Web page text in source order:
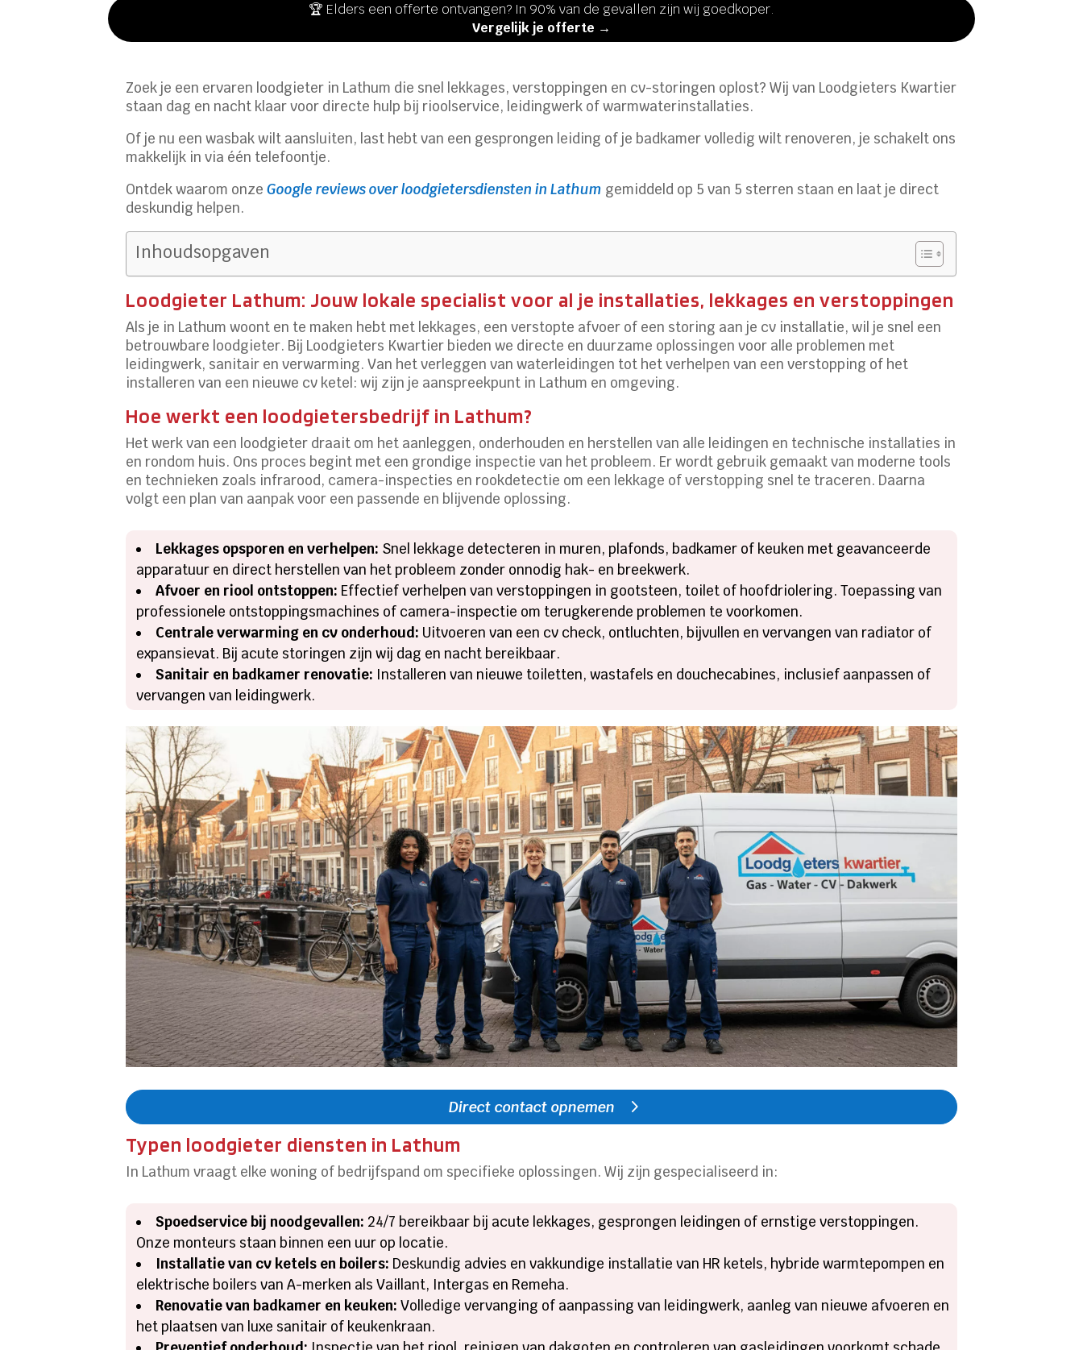
🏆 Elders een offerte ontvangen? In 90% van de gevallen zijn wij goedkoper.
Vergelijk je offerte →
Zoek je een ervaren loodgieter in Lathum die snel lekkages, verstoppingen en cv-storingen oplost? Wij van Loodgieters Kwartier
staan dag en nacht klaar voor directe hulp bij rioolservice, leidingwerk of warmwaterinstallaties.
Of je nu een wasbak wilt aansluiten, last hebt van een gesprongen leiding of je badkamer volledig wilt renoveren, je schakelt ons
makkelijk in via één telefoontje.
Ontdek waarom onzeGoogle reviews over loodgietersdiensten in Lathum gemiddeld op 5 van 5 sterren staan en laat je direct
deskundig helpen.
Inhoudsopgaven
Loodgieter Lathum: Jouw lokale specialist voor al je installaties, lekkages en verstoppingen
Als je in Lathum woont en te maken hebt met lekkages, een verstopte afvoer of een storing aan je cv installatie, wil je snel een
betrouwbare loodgieter. Bij Loodgieters Kwartier bieden we directe en duurzame oplossingen voor alle problemen met
leidingwerk, sanitair en verwarming. Van het verleggen van waterleidingen tot het verhelpen van een verstopping of het
installeren van een nieuwe cv ketel: wij zijn je aanspreekpunt in Lathum en omgeving.
Hoe werkt een loodgietersbedrijf in Lathum?
Het werk van een loodgieter draait om het aanleggen, onderhouden en herstellen van alle leidingen en technische installaties in
en rondom huis. Ons proces begint met een grondige inspectie van het probleem. Er wordt gebruik gemaakt van moderne tools
en technieken zoals infrarood, camera-inspecties en rookdetectie om een lekkage of verstopping snel te traceren. Daarna
volgt een plan van aanpak voor een passende en blijvende oplossing.
Lekkages opsporen en verhelpen: Snel lekkage detecteren in muren, plafonds, badkamer of keuken met geavanceerde
apparatuur en direct herstellen van het probleem zonder onnodig hak- en breekwerk.
Afvoer en riool ontstoppen: Effectief verhelpen van verstoppingen in gootsteen, toilet of hoofdriolering. Toepassing van
professionele ontstoppingsmachines of camera-inspectie om terugkerende problemen te voorkomen.
Centrale verwarming en cv onderhoud: Uitvoeren van een cv check, ontluchten, bijvullen en vervangen van radiator of
expansievat. Bij acute storingen zijn wij dag en nacht bereikbaar.
Sanitair en badkamer renovatie: Installeren van nieuwe toiletten, wastafels en douchecabines, inclusief aanpassen of
vervangen van leidingwerk.
Direct contact opnemen
Typen loodgieter diensten in Lathum
In Lathum vraagt elke woning of bedrijfspand om specifieke oplossingen. Wij zijn gespecialiseerd in:
Spoedservice bij noodgevallen: 24/7 bereikbaar bij acute lekkages, gesprongen leidingen of ernstige verstoppingen.
Onze monteurs staan binnen een uur op locatie.
Installatie van cv ketels en boilers: Deskundig advies en vakkundige installatie van HR ketels, hybride warmtepompen en
elektrische boilers van A-merken als Vaillant, Intergas en Remeha.
Renovatie van badkamer en keuken: Volledige vervanging of aanpassing van leidingwerk, aanleg van nieuwe afvoeren en
het plaatsen van luxe sanitair of keukenkraan.